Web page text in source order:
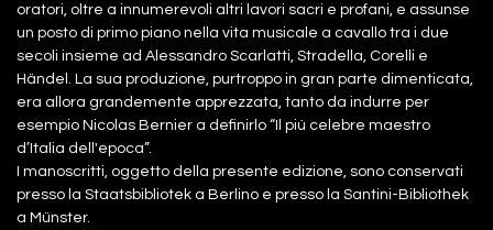
oratori, oltre a innumerevoli altri lavori sacri e profani, e assunse
un posto di primo piano nella vita musicale a cavallo tra i due
secoli insieme ad Alessandro Scarlatti, Stradella, Corelli e
Händel. La sua produzione, purtroppo in gran parte dimenticata,
era allora grandemente apprezzata, tanto da indurre per
esempio Nicolas Bernier a definirlo “Il più celebre maestro
d’Italia dell'epoca”.
I manoscritti, oggetto della presente edizione, sono conservati
presso la Staatsbibliotek a Berlino e presso la Santini-Bibliothek
a Münster.